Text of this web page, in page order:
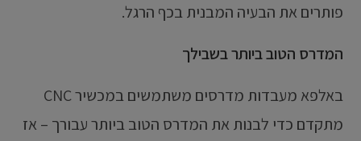
פותרים את הבעיה המבנית בכף הרגל.
המדרס הטוב ביותר בשבילך
באלפא מעבדות מדרסים משתמשים במכשיר CNC
מתקדם כדי לבנות את המדרס הטוב ביותר עבורך – אז